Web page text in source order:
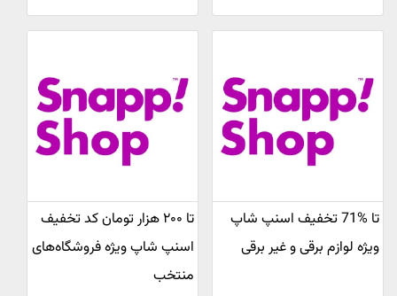
تا %71 تخفیف اسنپ شاپ
ویژه لوازم برقی و غیر برقی
تا ۲۰۰ هزار تومان کد تخفیف
اسنپ شاپ ویژه فروشگاه‌های
منتخب